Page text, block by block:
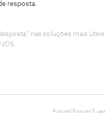
resposta.
nas soluções mais